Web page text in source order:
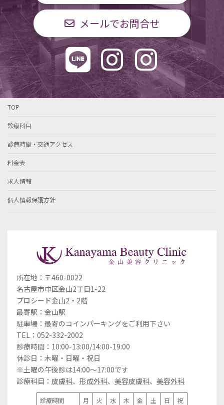
メールでお問合せ
TOP
診療科目
診療時間・交通アクセス
料金表
求人情報
個人情報保護方針
所在地：〒460-0022
名古屋市中区金山2丁目1-22
プロシード金山2・2階
最寄駅：金山駅
駐車場：最寄のコインパーキングをご利用下さい
TEL：052-332-2002
診療時間：10:00-13:00/14:00-19:00
休診日：木曜・日曜・祝日
※土曜の午後診は14:00～17:00です
診療科目： 皮膚科、 形成外科、 美容皮膚科、 美容外科
診療時間 月 火 水 木 金 土 日
祝